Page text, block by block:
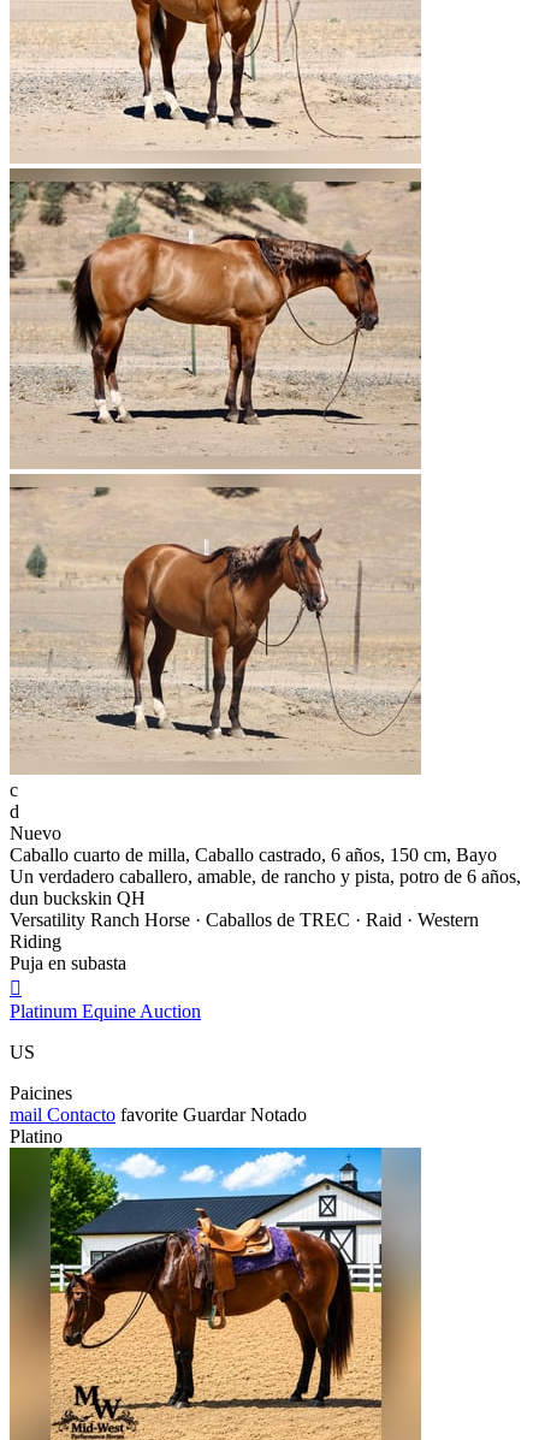
c
d
Nuevo
Caballo cuarto de milla, Caballo castrado, 6 años, 150 cm, Bayo
Un verdadero caballero, amable, de rancho y pista, potro de 6 años,
dun buckskin QH
Versatility Ranch Horse · Caballos de TREC · Raid · Western
Riding
Puja en subasta

Platinum Equine Auction
US
Paicines
mail Contacto favorite Guardar Notado
Platino